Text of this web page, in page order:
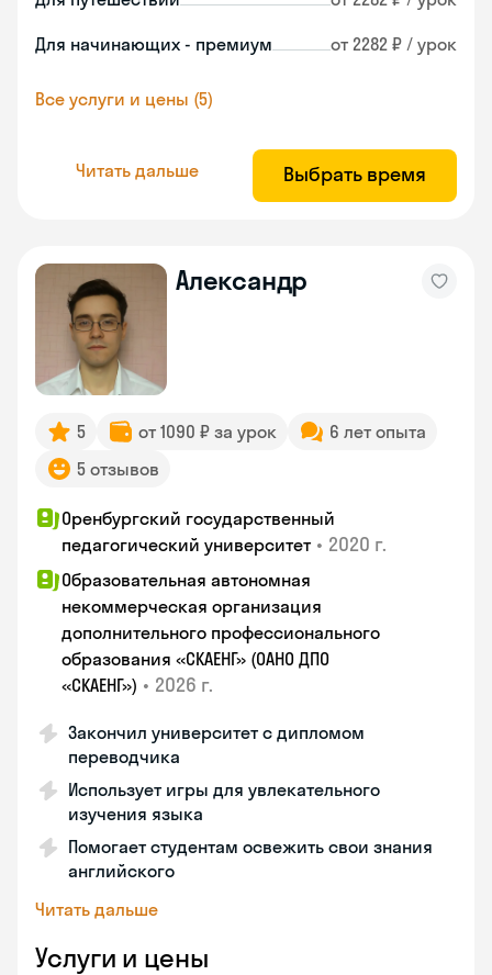
Для начинающих - премиум от 2282 ₽ / урок
Все услуги и цены (5)
Читать дальше Выбрать время
Александр
5 от 1090 ₽ за урок
6 лет опыта
5 отзывов
Оренбургский государственный
педагогический университет • 2020 г.
Образовательная автономная
некоммерческая организация
дополнительного профессионального
образования «СКАЕНГ» (ОАНО ДПО
«СКАЕНГ») • 2026 г.
Закончил университет с дипломом
переводчика
Использует игры для увлекательного
изучения языка
Помогает студентам освежить свои знания
английского
Читать дальше
Услуги и цены